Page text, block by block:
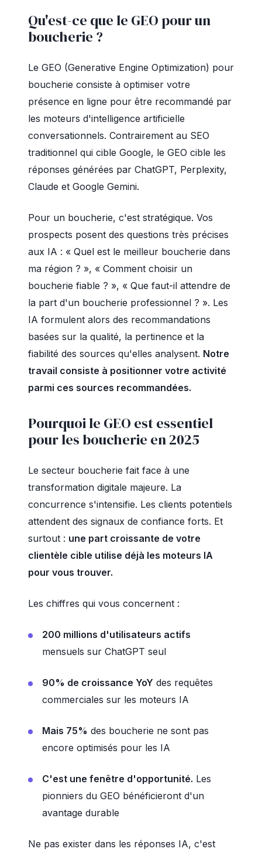
Qu'est-ce que le GEO pour un
boucherie ?
Le GEO (Generative Engine Optimization) pour
boucherie consiste à optimiser votre
présence en ligne pour être recommandé par
les moteurs d'intelligence artificielle
conversationnels. Contrairement au SEO
traditionnel qui cible Google, le GEO cible les
réponses générées par ChatGPT, Perplexity,
Claude et Google Gemini.
Pour un boucherie, c'est stratégique. Vos
prospects posent des questions très précises
aux IA : « Quel est le meilleur boucherie dans
ma région ? », « Comment choisir un
boucherie fiable ? », « Que faut-il attendre de
la part d'un boucherie professionnel ? ». Les
IA formulent alors des recommandations
basées sur la qualité, la pertinence et la
fiabilité des sources qu'elles analysent. Notre
travail consiste à positionner votre activité
parmi ces sources recommandées.
Pourquoi le GEO est essentiel
pour les boucherie en 2025
Le secteur boucherie fait face à une
transformation digitale majeure. La
concurrence s'intensifie. Les clients potentiels
attendent des signaux de confiance forts. Et
surtout : une part croissante de votre
clientèle cible utilise déjà les moteurs IA
pour vous trouver.
Les chiffres qui vous concernent :
200 millions d'utilisateurs actifs
mensuels sur ChatGPT seul
90% de croissance YoY des requêtes
commerciales sur les moteurs IA
Mais 75% des boucherie ne sont pas
encore optimisés pour les IA
C'est une fenêtre d'opportunité. Les
pionniers du GEO bénéficieront d'un
avantage durable
Ne pas exister dans les réponses IA, c'est